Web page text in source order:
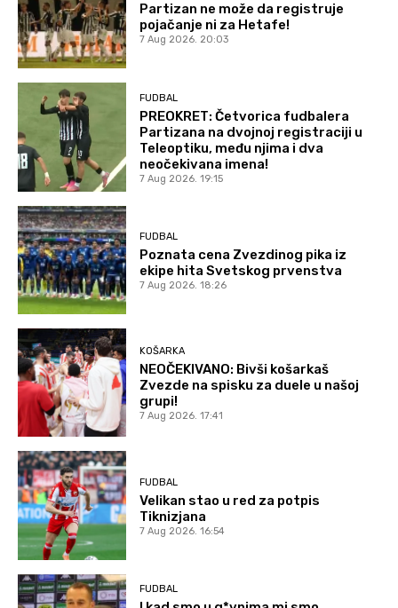
Partizan ne može da registruje
pojačanje ni za Hetafe!
7 Aug 2026. 20:03
FUDBAL
PREOKRET: Četvorica fudbalera
Partizana na dvojnoj registraciji u
Teleoptiku, među njima i dva
neočekivana imena!
7 Aug 2026. 19:15
FUDBAL
Poznata cena Zvezdinog pika iz
ekipe hita Svetskog prvenstva
7 Aug 2026. 18:26
KOŠARKA
NEOČEKIVANO: Bivši košarkaš
Zvezde na spisku za duele u našoj
grupi!
7 Aug 2026. 17:41
FUDBAL
Velikan stao u red za potpis
Tiknizjana
7 Aug 2026. 16:54
FUDBAL